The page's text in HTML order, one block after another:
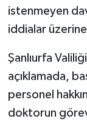
istenmeyen
iddialar
Şanlıurfa
açıklamada,
personel
doktorun